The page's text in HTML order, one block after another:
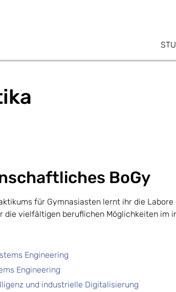
BoGy
für Gymnasiasten lernt ihr die
die vielfältigen beruflichen Möglichkeiten
Engineering
Engineering
und industrielle Digitalisierung